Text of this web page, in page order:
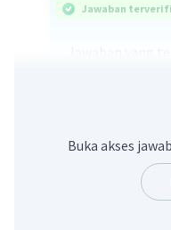
Jawaban
(x - 2)(x + 5) = 0
= 2 atau x
p = 2 dan q = -5
+ 2pq + q2
Buka akses